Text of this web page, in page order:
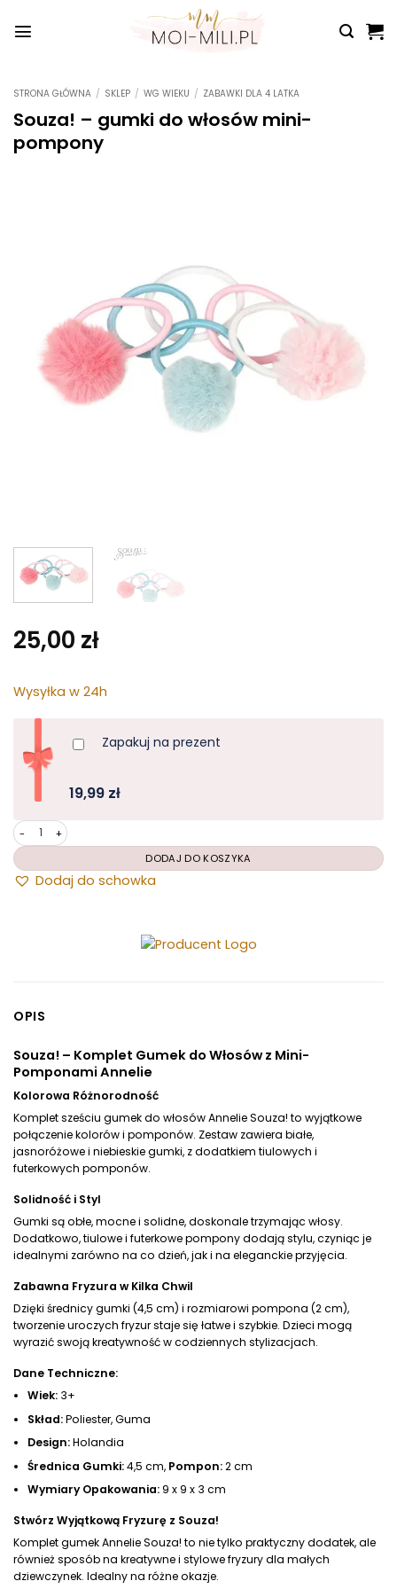
do
STRONA GŁÓWNA / SKLEP / WG WIEKU / ZABAWKI DLA 4 LATKA
Souza! – gumki do włosów mini-
pompony
25,00 zł
Wysyłka w 24h
Zapakuj na prezent
19,99 zł
Dodaj do schowka
OPIS
Souza! – Komplet Gumek do Włosów z Mini-
Pomponami Annelie
Kolorowa Różnorodność
Komplet sześciu gumek do włosów Annelie Souza! to wyjątkowe
połączenie kolorów i pomponów. Zestaw zawiera białe,
jasnoróżowe i niebieskie gumki, z dodatkiem tiulowych i
futerkowych pomponów.
Solidność i Styl
Gumki są obłe, mocne i solidne, doskonale trzymając włosy.
Dodatkowo, tiulowe i futerkowe pompony dodają stylu, czyniąc je
idealnymi zarówno na co dzień, jak i na eleganckie przyjęcia.
Zabawna Fryzura w Kilka Chwil
Dzięki średnicy gumki (4,5 cm) i rozmiarowi pompona (2 cm),
tworzenie uroczych fryzur staje się łatwe i szybkie. Dzieci mogą
wyrazić swoją kreatywność w codziennych stylizacjach.
Dane Techniczne:
Wiek:3+
Skład:Poliester, Guma
Design:Holandia
Średnica Gumki:4,5 cm, Pompon:2 cm
Wymiary Opakowania:9 x 9 x 3 cm
Stwórz Wyjątkową Fryzurę z Souza!
Komplet gumek Annelie Souza! to nie tylko praktyczny dodatek, ale
również sposób na kreatywne i stylowe fryzury dla małych
dziewczynek. Idealny na różne okazje.